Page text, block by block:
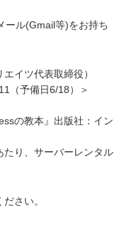
ール(Gmail等)をお持ち
イツ代表取締役）
（予備日6/18）＞
の教本』出版社：イン
たり、サーバーレンタル
さい。